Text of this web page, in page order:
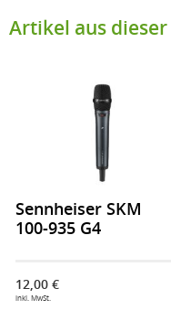
Artikel aus
Sennheiser SKM
100-935 G4
12,00 €
inkl. MwSt.